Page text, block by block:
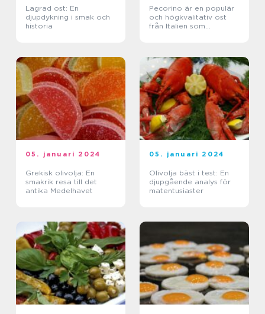
Lagrad ost: En
djupdykning i smak och
historia
Pecorino är en populär
och högkvalitativ ost
från Italien som
05. januari 2024
Grekisk olivolja: En
smakrik resa till det
antika Medelhavet
05. januari 2024
Olivolja bäst i test: En
djupgående analys för
matentusiaster